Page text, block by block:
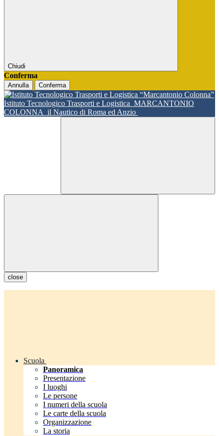
Chiudi
Conferma
Annulla Conferma
Istituto Tecnologico Trasporti e Logistica MARCANTONIO
COLONNA il Nautico di Roma ed Anzio
close
Scuola
Panoramica
Presentazione
I luoghi
Le persone
I numeri della scuola
Le carte della scuola
Organizzazione
La storia